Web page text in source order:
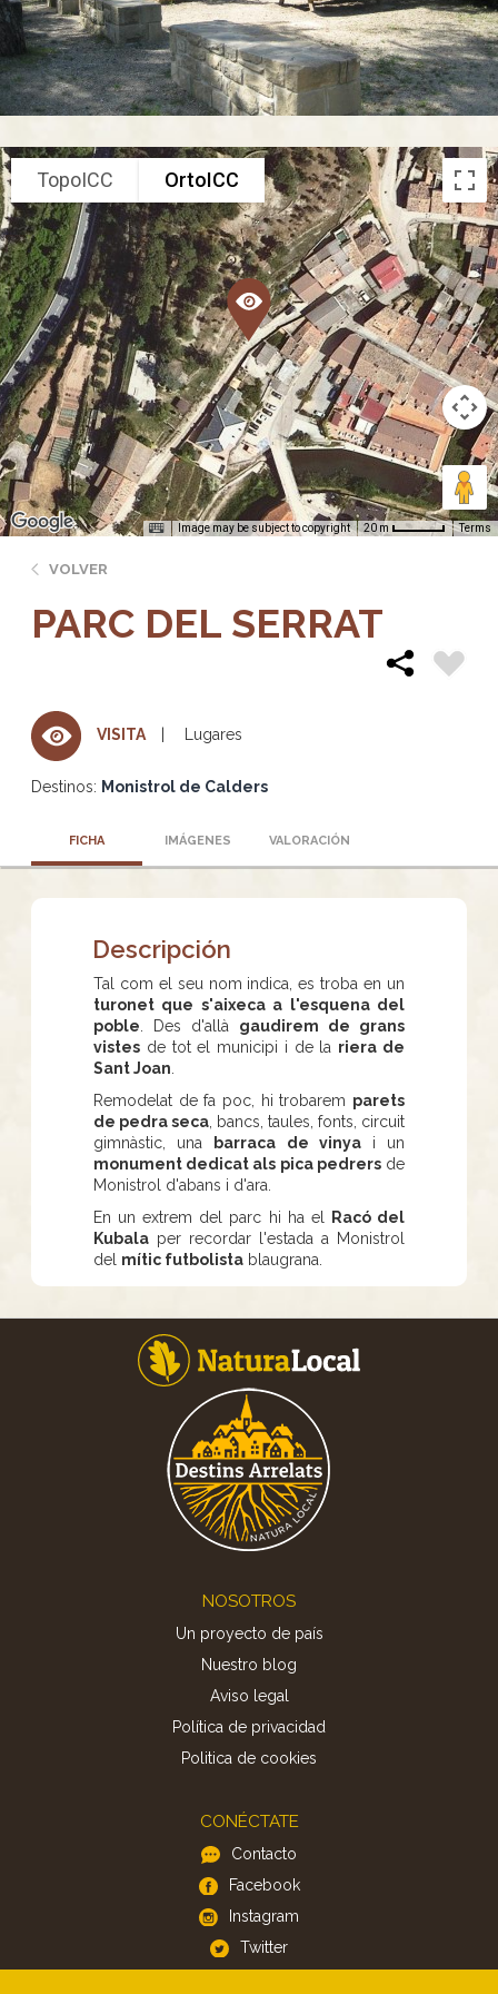
TopoICC OrtoICC
Image may be subject to copyright 20 m Terms
VOLVER
PARC DEL SERRAT
VISITA Lugares
Destinos: Monistrol de Calders
FICHA IMÁGENES VALORACIÓN
Descripción
Tal com el seu nom indica, es troba en un
turonet que s'aixeca a l'esquena del
poble . Des d'allà gaudirem de grans
vistes de tot el municipi i de la riera de
Sant Joan
Remodelat de fa poc, hi trobarem parets
de pedra seca , bancs, taules, fonts, circuit
gimnàstic, una
barraca de vinyai un
monument dedicat als pica pedrersde
Monistrol d'abans i d'ara.
En un extrem del parc hi ha el
Racó del
Kubala per recordar l'estada a Monistrol
del mític futbolista blaugrana.
NOSOTROS
Un proyecto de país
Nuestro blog
Aviso legal
Política de privacidad
Politica de cookies
CONÉCTATE
Contacto
Facebook
Instagram
Twitter